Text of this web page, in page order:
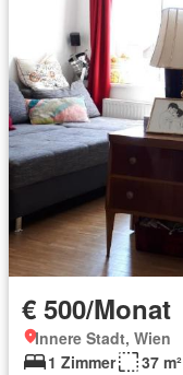
€ 500/Monat
Innere Stadt, Wien
1 Zimmer
37 m²